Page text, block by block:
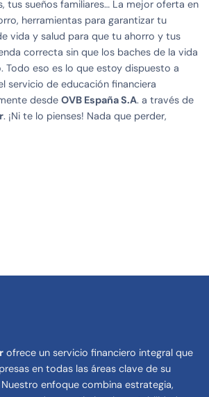
tus sueños familiares… La mejor oferta en
herramientas para garantizar tu
vida y salud para que tu ahorro y tus
correcta sin que los baches de la vida
Todo eso es lo que estoy dispuesto a
servicio de educación financiera
desde OVB España S.A. a través de
. ¡Ni te lo pienses! Nada que perder,
ofrece un servicio financiero integral que
en todas las áreas clave de su
enfoque combina estrategia,